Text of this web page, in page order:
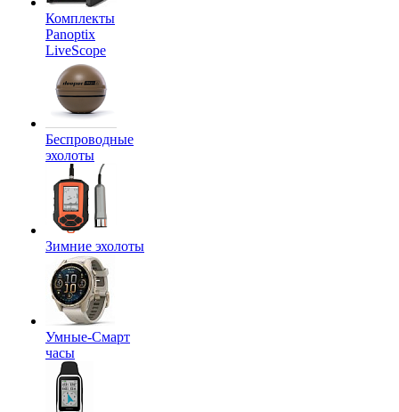
Комплекты
Panoptix
LiveScope
Беспроводные
эхолоты
Зимние эхолоты
Умные-Смарт
часы